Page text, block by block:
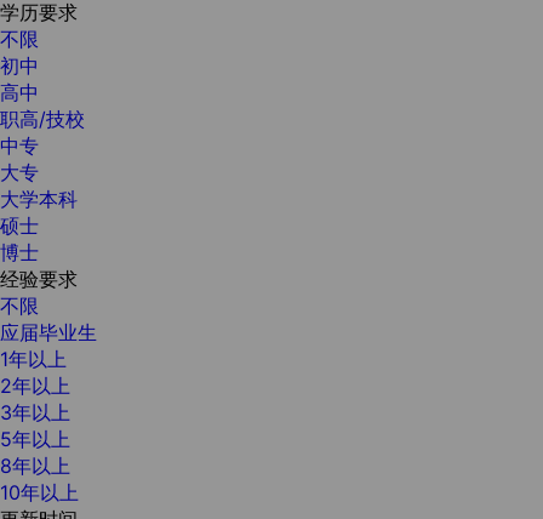
学历要求
不限
初中
高中
职高/技校
中专
大专
大学本科
硕士
博士
经验要求
不限
应届毕业生
1年以上
2年以上
3年以上
5年以上
8年以上
10年以上